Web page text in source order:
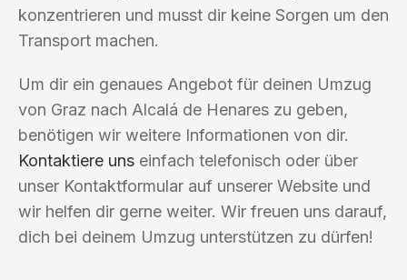
konzentrieren und musst dir keine Sorgen um den
Transport machen.
Um dir ein genaues Angebot für deinen Umzug
von Graz nach Alcalá de Henares zu geben,
benötigen wir weitere Informationen von dir.
Kontaktiere uns einfach telefonisch oder über
unser Kontaktformular auf unserer Website und
wir helfen dir gerne weiter. Wir freuen uns darauf,
dich bei deinem Umzug unterstützen zu dürfen!